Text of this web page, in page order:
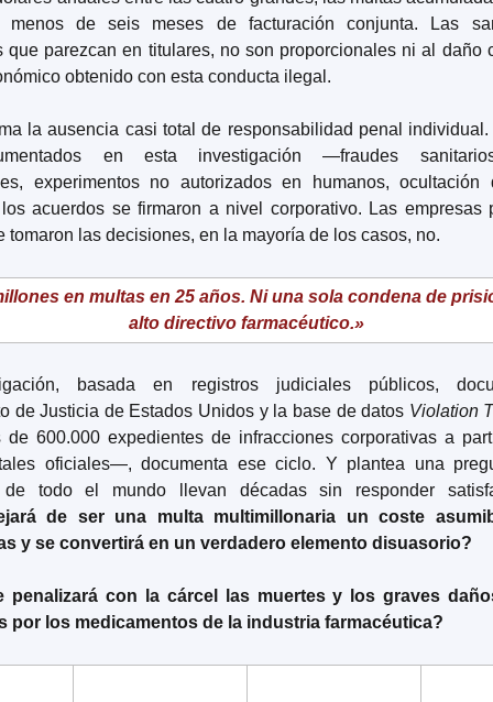
menos de seis meses de facturación conjunta. Las
que parezcan en titulares, no son proporcionales ni al daño
obtenido con esta conducta ilegal.
la ausencia casi total de responsabilidad penal
en esta investigación —fraudes
experimentos no autorizados en humanos,
acuerdos se firmaron a nivel corporativo. Las empresas
tomaron las decisiones, en la mayoría de los casos, no.
en multas en 25 años. Ni una sola condena de
alto directivo farmacéutico.»
basada en registros judiciales públicos,
de Justicia de Estados Unidos y la base de datos Violation
de 600.000 expedientes de infracciones corporativas a
oficiales—, documenta ese ciclo. Y plantea una
de ser una multa multimillonaria un coste
y se convertirá en un verdadero elemento disuasorio?
penalizará con la cárcel las muertes y los graves
por los medicamentos de la industria farmacéutica?